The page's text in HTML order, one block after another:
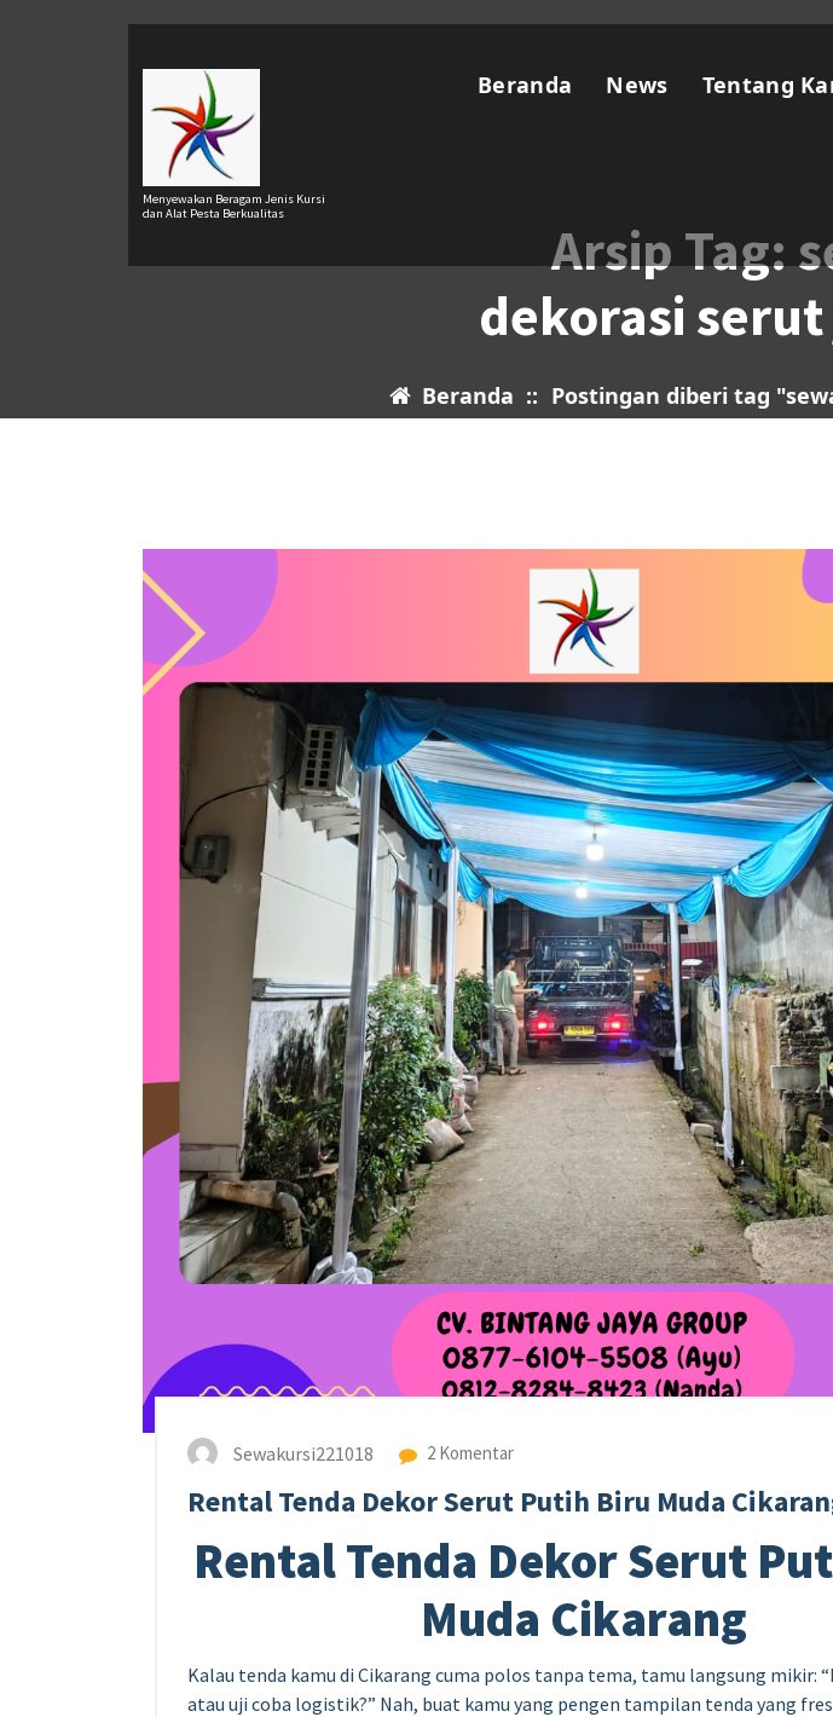
Menyewakan Beragam Jenis Kursi
dan Alat Pesta Berkualitas
Beranda News Tentang
Arsip Tag:
dekorasi
Beranda :: Postingan diberi tag
Sewakursi221018 2 Komentar
Rental Tenda Dekor Serut Putih Biru Muda
Rental Tenda Dekor Serut
Muda Cikarang
Kalau tenda kamu di Cikarang cuma polos tanpa tema, tamu langsung mikir:
atau uji coba logistik?” Nah, buat kamu yang pengen tampilan tenda yang